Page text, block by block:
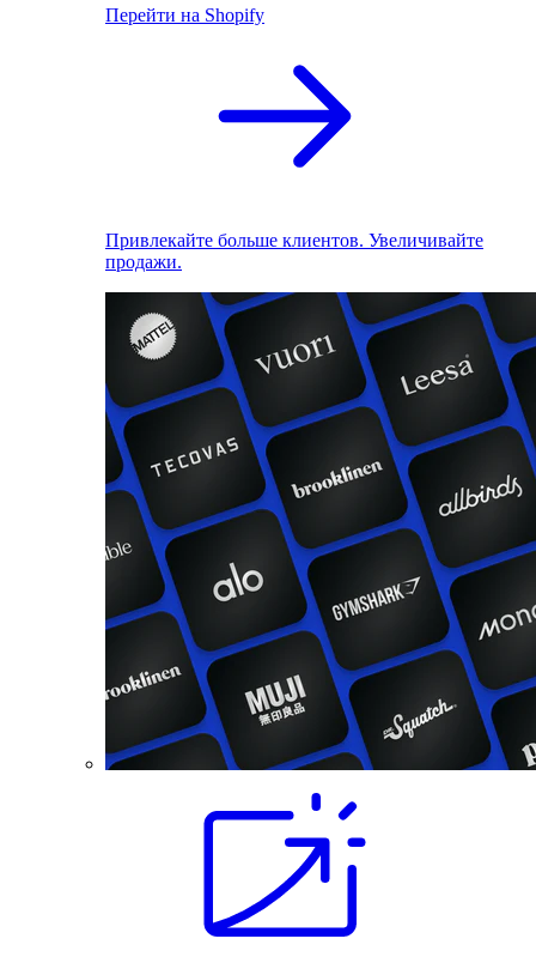
Перейти на Shopify
Привлекайте больше клиентов. Увеличивайте
продажи.